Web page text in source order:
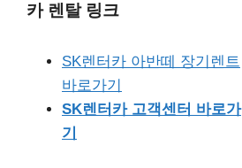
카 렌탈 링크
SK렌터카 아반떼 장기렌트
바로가기
SK렌터카 고객센터 바로가
기